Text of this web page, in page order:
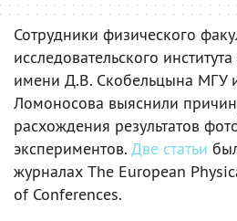
Сотрудники физического
исследовательского
имени Д.В. Скобельцына МГУ
Ломоносова выяснили
расхождения результатов
экспериментов. Две статьи
журналах The European
of Conferences.